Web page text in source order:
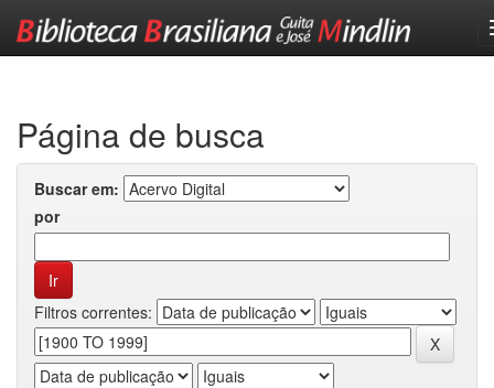
Página de busca
Buscar em:
por
Filtros correntes: